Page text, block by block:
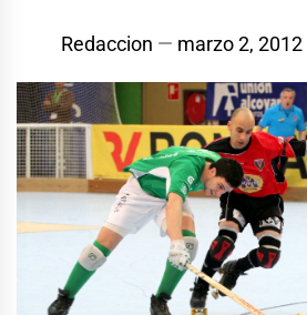
Redaccion marzo 2, 2012